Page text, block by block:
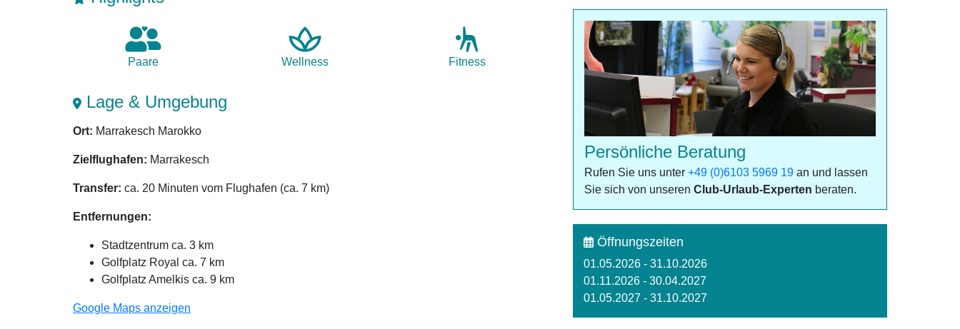
Paare Wellness Fitness
Lage & Umgebung
Ort: Marrakesch Marokko
Zielflughafen: Marrakesch
Transfer: ca. 20 Minuten vom Flughafen (ca. 7 km)
Entfernungen:
Stadtzentrum ca. 3 km
Golfplatz Royal ca. 7 km
Golfplatz Amelkis ca. 9 km
Google Maps anzeigen
Persönliche Beratung
Rufen Sie uns unter +49 (0)6103 5969 19 an und lassen
Sie sich von unseren Club-Urlaub-Experten beraten.
Öffnungszeiten
01.05.2026 - 31.10.2026
01.11.2026 - 30.04.2027
01.05.2027 - 31.10.2027